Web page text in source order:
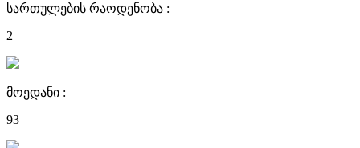
სართულების რაოდენობა :
2
მოედანი :
93